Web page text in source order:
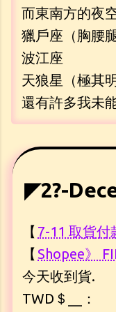
而東南方的夜
獵戶座（胸腰
波江座
天狼星（極其
還有許多我未
◤2?-
【 7-11 取貨付
【 Shopee》
今天收到貨.
TWD＄__：